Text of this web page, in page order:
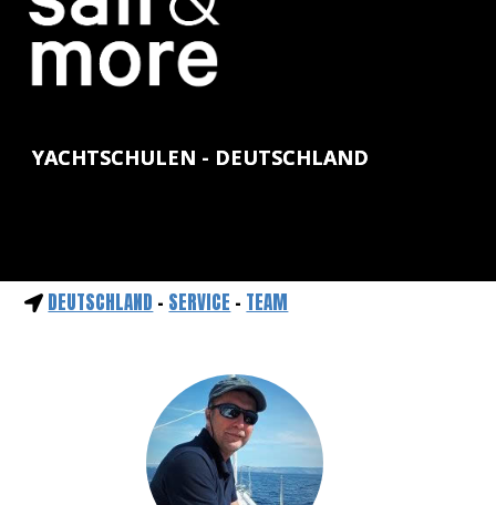
YACHTSCHULEN - DEUTSCHLAND
DEUTSCHLAND - SERVICE - TEAM